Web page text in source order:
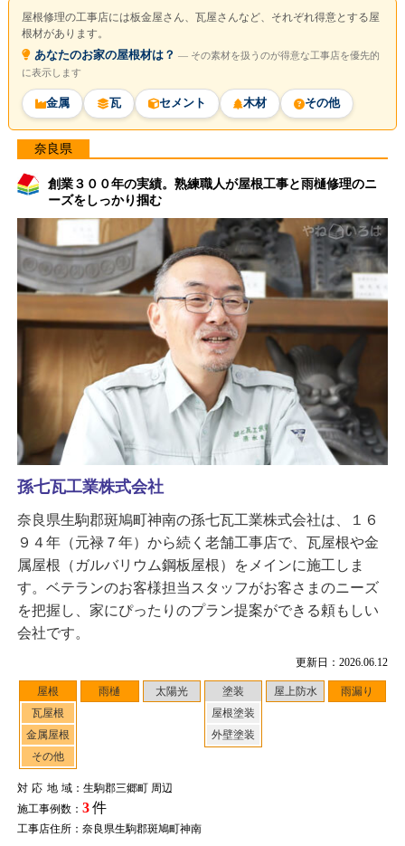
屋根修理の工事店には板金屋さん、瓦屋さんなど、それぞれ得意とする屋
根材があります。
あなたのお家の屋根材は？ ― その素材を扱うのが得意な工事店を優先的
に表示します
金属 瓦 セメント 木材 その他
奈良県
創業３００年の実績。熟練職人が屋根工事と雨樋修理のニ
ーズをしっかり掴む
更新日：2026.06.12
屋根
瓦屋根
金属屋根
その他
雨樋 太陽光
塗装
屋根塗装
外壁塗装
屋上防水 雨漏り
対応地域：生駒郡三郷町 周辺
施工事例数： 3件
工事店住所：奈良県生駒郡斑鳩町神南
孫七瓦工業株式会社
奈良県生駒郡斑鳩町神南の孫七瓦工業株式会社は、１６
９４年（元禄７年）から続く老舗工事店で、瓦屋根や金
属屋根（ガルバリウム鋼板屋根）をメインに施工しま
す。ベテランのお客様担当スタッフがお客さまのニーズ
を把握し、家にぴったりのプラン提案ができる頼もしい
会社です。